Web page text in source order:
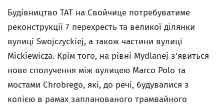
Будівництво ТАТ на Свойчице потребуватиме
реконструкції 7 перехресть та великої ділянки
вулиці Swojczyckiej, а також частини вулиці
Mickiewicza. Крім того, на рівні Mydlanej з'явиться
нове сполучення між вулицею Marco Polo та
мостами Chrobrego, які, до речі, будувалися з
колією в рамах запланованого трамвайного